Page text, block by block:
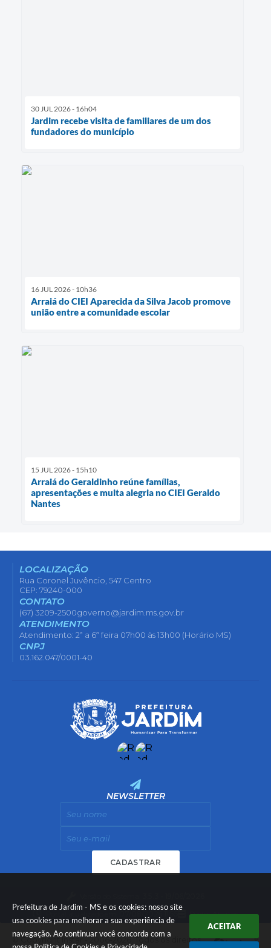
Prefeitura de Jardim - MS e os cookies: nosso site
usa cookies para melhorar a sua experiência de
navegação. Ao continuar você concorda com a
ACEITAR
30 JUL 2026 - 16h04
Jardim recebe visita de familiares de um dos
fundadores do município
16 JUL 2026 - 10h36
Arraiá do CIEI Aparecida da Silva Jacob promove
união entre a comunidade escolar
15 JUL 2026 - 15h10
Arraiá do Geraldinho reúne famílias,
apresentações e muita alegria no CIEI Geraldo
Nantes
LOCALIZAÇÃO
Rua Coronel Juvêncio, 547 Centro
CEP: 79240-000
CONTATO
(67) 3209-2500governo@jardim.ms.gov.br
ATENDIMENTO
Atendimento: 2ª a 6ª feira 07h00 às 13h00 (Horário MS)
CNPJ
03.162.047/0001-40
NEWSLETTER
CADASTRAR
Dados Abertos
© Copyright Instar - 2006-2026. Todos os direitos